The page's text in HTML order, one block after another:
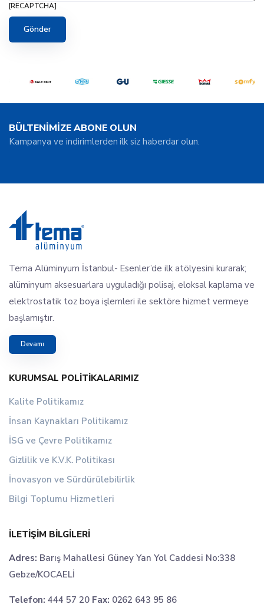
[RECAPTCHA]
BÜLTENİMİZE ABONE OLUN
Kampanya ve indirimlerden ilk siz haberdar olun.
Tema Alüminyum İstanbul- Esenler’de ilk atölyesini kurarak;
alüminyum aksesuarlara uyguladığı polisaj, eloksal kaplama ve
elektrostatik toz boya işlemleri ile sektöre hizmet vermeye
başlamıştır.
Devamı
KURUMSAL POLITIKALARIMIZ
Kalite Politikamız
İnsan Kaynakları Politikamız
İSG ve Çevre Politikamız
Gizlilik ve K.V.K. Politikası
İnovasyon ve Sürdürülebilirlik
Bilgi Toplumu Hizmetleri
İLETIŞIM BILGILERI
Adres: Barış Mahallesi Güney Yan Yol Caddesi No:338
Gebze/KOCAELİ
Telefon: 444 57 20 Fax: 0262 643 95 86